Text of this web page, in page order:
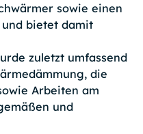
sowie einen
und bietet damit
zuletzt umfassend
die
Arbeiten am
und